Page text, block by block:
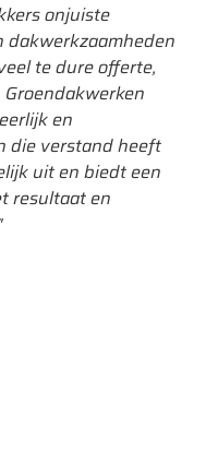
onjuiste
te dure offerte,
en
die verstand heeft
uit en biedt een
resultaat en